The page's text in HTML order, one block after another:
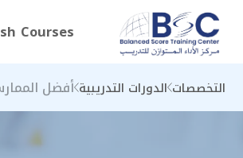
Courses
التخصصات الدورات التدريبية أفضل